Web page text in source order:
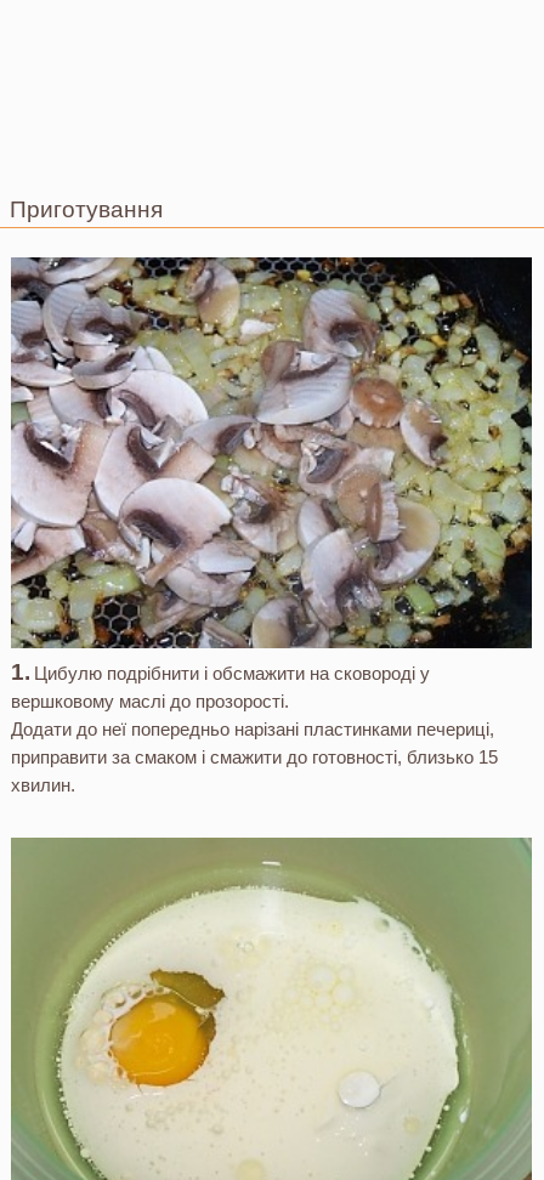
Приготування
Цибулю подрібнити і обсмажити на сковороді у
вершковому маслі до прозорості.
Додати до неї попередньо нарізані пластинками печериці,
приправити за смаком і смажити до готовності, близько 15
хвилин.